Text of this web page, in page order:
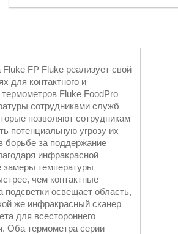
FP Fluke реализует свой
для контактного и
Fluke FoodPro
сотрудниками служб
позволяют сотрудникам
потенциальную угрозу их
борьбе за поддержание
инфракрасной
замеры температуры
чем контактные
подсветки освещает область,
же инфракрасный сканер
для всестороннего
Оба термометра серии